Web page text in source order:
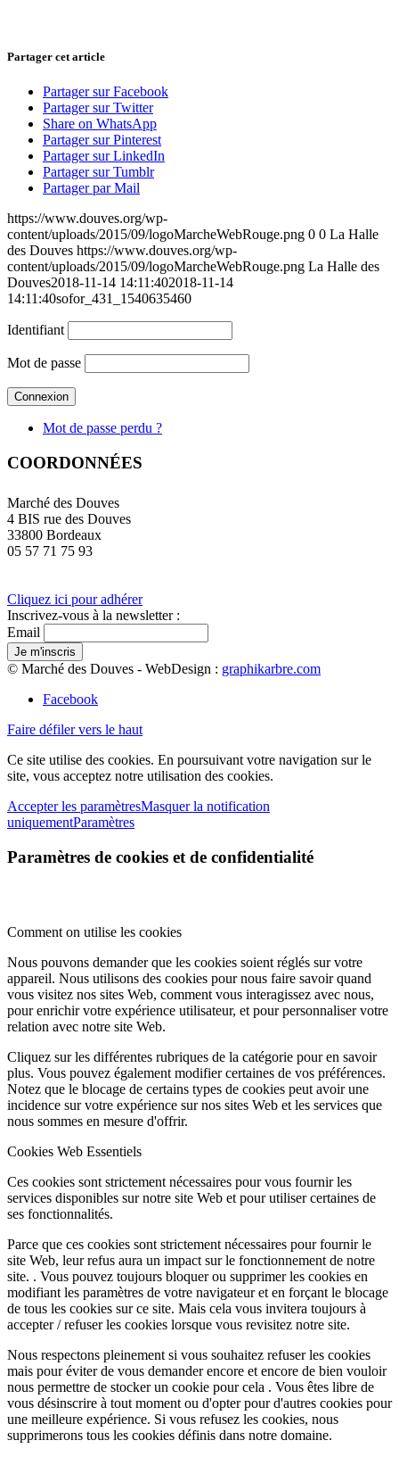
Partager cet article
Partager sur Facebook
Partager sur Twitter
Share on WhatsApp
Partager sur Pinterest
Partager sur LinkedIn
Partager sur Tumblr
Partager par Mail
https://www.douves.org/wp-
content/uploads/2015/09/logoMarcheWebRouge.png 0 0 La Halle
des Douves https://www.douves.org/wp-
content/uploads/2015/09/logoMarcheWebRouge.png La Halle des
Douves2018-11-14 14:11:402018-11-14
14:11:40sofor_431_1540635460
Identifiant
Mot de passe
Mot de passe perdu ?
COORDONNÉES
Marché des Douves
4 BIS rue des Douves
33800 Bordeaux
05 57 71 75 93
Cliquez ici pour adhérer
Inscrivez-vous à la newsletter :
Email
© Marché des Douves - WebDesign : graphikarbre.com
Facebook
Faire défiler vers le haut
Ce site utilise des cookies. En poursuivant votre navigation sur le
site, vous acceptez notre utilisation des cookies.
Accepter les paramètresMasquer la notification
uniquementParamètres
Paramètres de cookies et de confidentialité
Comment on utilise les cookies
Nous pouvons demander que les cookies soient réglés sur votre
appareil. Nous utilisons des cookies pour nous faire savoir quand
vous visitez nos sites Web, comment vous interagissez avec nous,
pour enrichir votre expérience utilisateur, et pour personnaliser votre
relation avec notre site Web.
Cliquez sur les différentes rubriques de la catégorie pour en savoir
plus. Vous pouvez également modifier certaines de vos préférences.
Notez que le blocage de certains types de cookies peut avoir une
incidence sur votre expérience sur nos sites Web et les services que
nous sommes en mesure d'offrir.
Cookies Web Essentiels
Ces cookies sont strictement nécessaires pour vous fournir les
services disponibles sur notre site Web et pour utiliser certaines de
ses fonctionnalités.
Parce que ces cookies sont strictement nécessaires pour fournir le
site Web, leur refus aura un impact sur le fonctionnement de notre
site. . Vous pouvez toujours bloquer ou supprimer les cookies en
modifiant les paramètres de votre navigateur et en forçant le blocage
de tous les cookies sur ce site. Mais cela vous invitera toujours à
accepter / refuser les cookies lorsque vous revisitez notre site.
Nous respectons pleinement si vous souhaitez refuser les cookies
mais pour éviter de vous demander encore et encore de bien vouloir
nous permettre de stocker un cookie pour cela . Vous êtes libre de
vous désinscrire à tout moment ou d'opter pour d'autres cookies pour
une meilleure expérience. Si vous refusez les cookies, nous
supprimerons tous les cookies définis dans notre domaine.